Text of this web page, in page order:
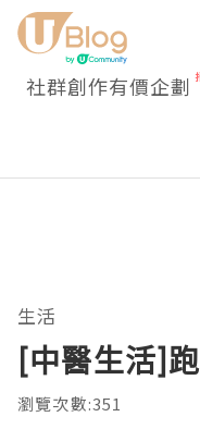
社群創作有價企劃
生活
[中醫生活]
瀏覽次數:351